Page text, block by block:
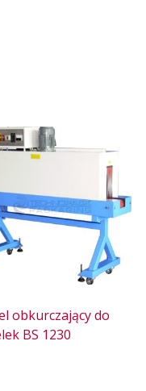
obkurczający do
BS 1230